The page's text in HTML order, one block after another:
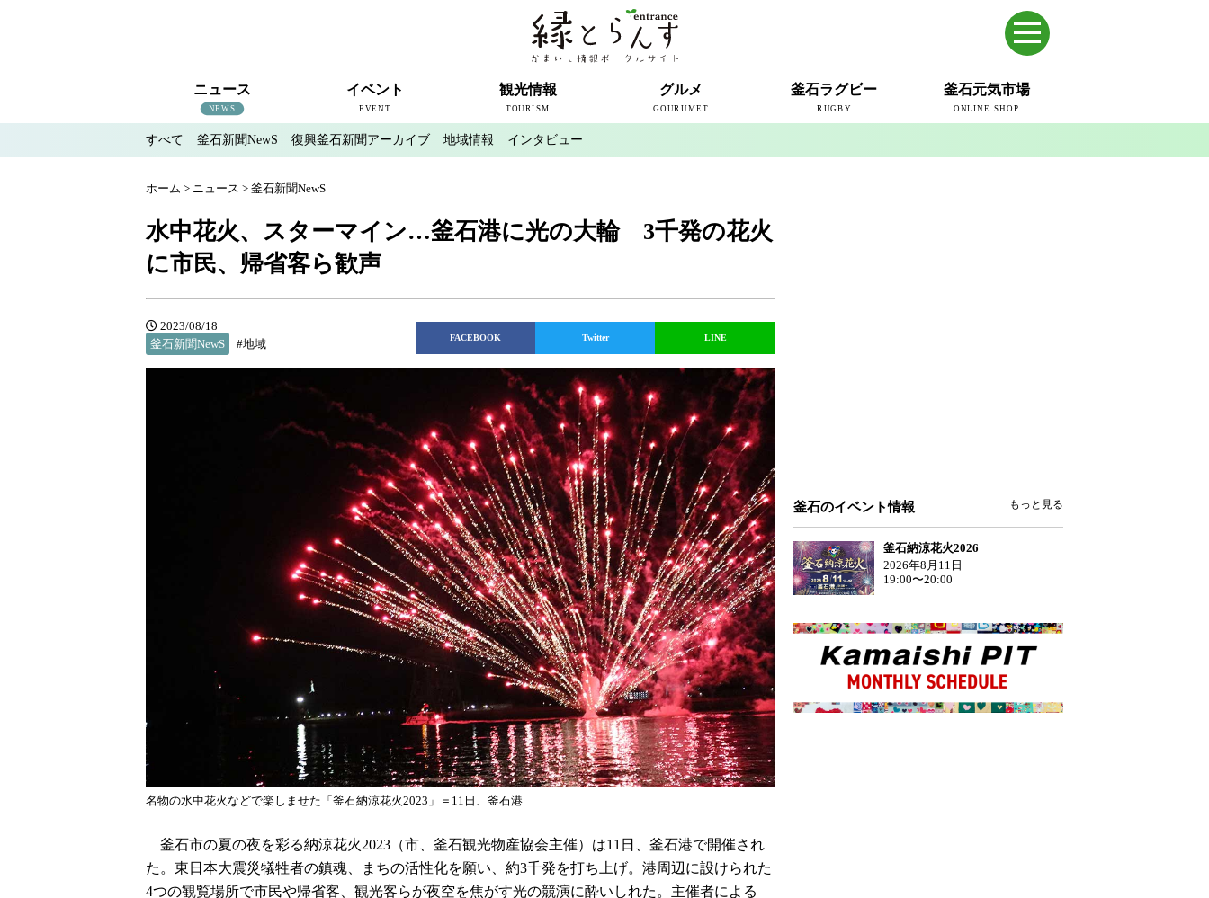
ニュース
NEWS
すべて
釜石新聞NewS
復興釜石新聞アーカイブ
地域情報
インタビュー
イベント
EVENT
釜石のイベント情報
観光情報
TOURISM
近代製鉄発祥の地
観光スポット
宿泊情報
釜石情報交流センター
魚河岸テラス
うのすまい・トモス
根浜シーサイド
SL銀河
三陸鉄道
グルメ
GOURUMET
釜石ラグビー
RUGBY
釜石元気市場
ONLINE SHOP
すべて 釜石新聞NewS 復興釜石新聞アーカイブ 地域情報 インタビュー
ホーム > ニュース > 釜石新聞NewS
水中花火、スターマイン…釜石港に光の大輪 3千発の花火
に市民、帰省客ら歓声
2023/08/18
釜石新聞NewS
#地域 FACEBOOK Twitter LINE
名物の水中花火などで楽しませた「釜石納涼花火2023」＝11日、釜石港
釜石市の夏の夜を彩る納涼花火2023（市、釜石観光物産協会主催）は11日、釜石港で開催され
た。東日本大震災犠牲者の鎮魂、まちの活性化を願い、約3千発を打ち上げ。港周辺に設けられた
4つの観覧場所で市民や帰省客、観光客らが夜空を焦がす光の競演に酔いしれた。主催者による
釜石のイベント情報 もっと見る
釜石納涼花火2026
2026年8月11日
19:00〜20:00